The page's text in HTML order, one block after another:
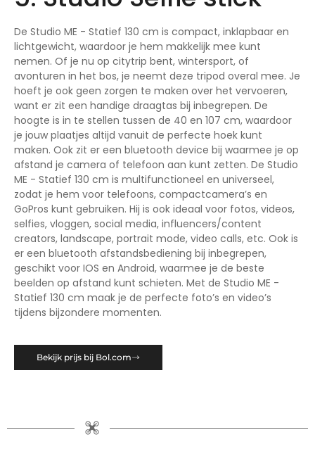
De Studio ME - Statief 130 cm is compact, inklapbaar en
lichtgewicht, waardoor je hem makkelijk mee kunt
nemen. Of je nu op citytrip bent, wintersport, of
avonturen in het bos, je neemt deze tripod overal mee. Je
hoeft je ook geen zorgen te maken over het vervoeren,
want er zit een handige draagtas bij inbegrepen. De
hoogte is in te stellen tussen de 40 en 107 cm, waardoor
je jouw plaatjes altijd vanuit de perfecte hoek kunt
maken. Ook zit er een bluetooth device bij waarmee je op
afstand je camera of telefoon aan kunt zetten. De Studio
ME - Statief 130 cm is multifunctioneel en universeel,
zodat je hem voor telefoons, compactcamera’s en
GoPros kunt gebruiken. Hij is ook ideaal voor fotos, videos,
selfies, vloggen, social media, influencers/content
creators, landscape, portrait mode, video calls, etc. Ook is
er een bluetooth afstandsbediening bij inbegrepen,
geschikt voor IOS en Android, waarmee je de beste
beelden op afstand kunt schieten. Met de Studio ME -
Statief 130 cm maak je de perfecte foto’s en video’s
tijdens bijzondere momenten.
Bekijk prijs bij Bol.com